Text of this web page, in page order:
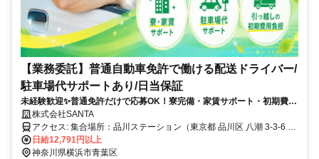
【業務委託】普通自動車免許で働ける配送ドライバー/
駐車場代サポートあり/日当保証
未経験歓迎✨普通免許だけで応募OK！寮完備・家賃サポート・初期費用
立替あり⭐駐禁対策＆車両リース完備で安心スタート◎
株式会社SANTA
アクセス: 集合場所：品川ステーション（東京都 品川区 八潮 3-3-6 東
京レールゲート EAST 1階）
日給12,791円以上
神奈川県横浜市青葉区